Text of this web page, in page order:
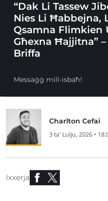
“Dak Li Tassew
Nies Li Ħabbejna,
Qsamna Flimkien
Għexna Ħajjitna”
Briffa
Messaġġ mill-isbaħ!
Charlton Cefai
3 ta' Lulju, 2026 •
Ixxerja